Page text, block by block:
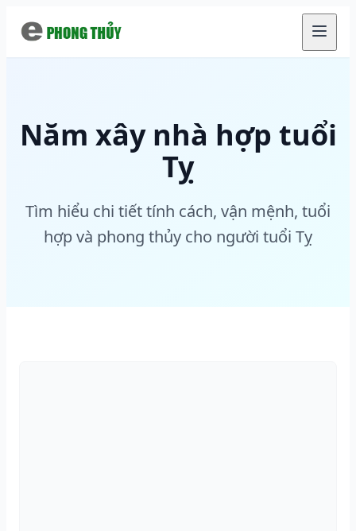
Năm xây nhà hợp tuổi
Tỵ
Tìm hiểu chi tiết tính cách, vận mệnh, tuổi
hợp và phong thủy cho người tuổi Tỵ